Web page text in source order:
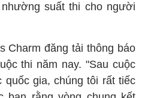
suất thi cho người
Charm đăng tải thông báo
thi năm nay. "Sau cuộc
quốc gia, chúng tôi rất tiếc